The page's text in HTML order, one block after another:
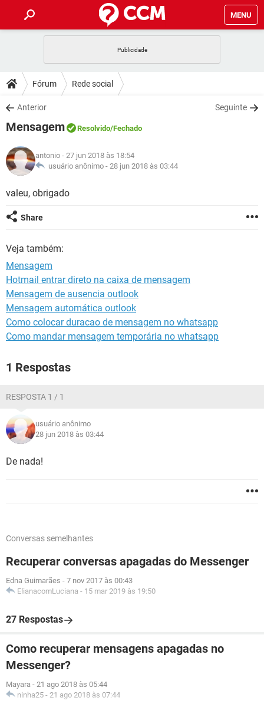
MENU
CELULAR
OUTLOOK
INSTAGRAM GMAIL
GUIA DE COMPRAS
DICAS
JOGOS
INSTAGRAM
GUIA DE COMPRAS
DOWNLOADS
JOGOS WHATSAPP
CELULAR
OUTLOOK EXCEL
INSTAGRAM
JOGOS
CELULAR
OUTLOOK
INSTAGRAM
GLOSSÁRIO
JOGOS
INSTAGRAM
GUIA DE COMPRAS
Fórum Rede social
Anterior Seguinte
Mensagem Resolvido/Fechado
antonio - 27 jun 2018 às 18:54
usuário anônimo - 28 jun 2018 às 03:44
valeu, obrigado
Share
Veja também:
Mensagem
Hotmail entrar direto na caixa de mensagem
Mensagem de ausencia outlook
Mensagem automática outlook
Como colocar duracao de mensagem no whatsapp
Como mandar mensagem temporária no whatsapp
1 Respostas
RESPOSTA 1 / 1
usuário anônimo
28 jun 2018 às 03:44
De nada!
Conversas semelhantes
Recuperar conversas apagadas do Messenger
Edna Guimarães - 7 nov 2017 às 00:43
ElianacomLuciana - 15 mar 2019 às 19:50
27 Respostas
Como recuperar mensagens apagadas no
Messenger?
Mayara - 21 ago 2018 às 05:44
ninha25 - 21 ago 2018 às 07:44